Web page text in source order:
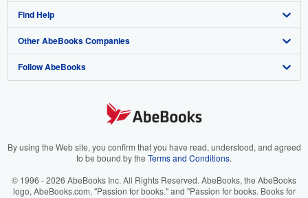
My Account
My Orders
View Basket
Join Our Affiliate Program
Book Buyback
Refer a seller
About AbeBooks
Media
Careers
Your Ads Privacy Choices
Find Help
Help
Customer Support
Other AbeBooks Companies
AbeBooks.co.uk
AbeBooks.it
Follow AbeBooks
By using the Web site, you confirm that you have read, understood, and agreed
to be bound by the Terms and Conditions.
© 1996 - 2026 AbeBooks Inc. All Rights Reserved. AbeBooks, the AbeBooks
logo, AbeBooks.com, "Passion for books." and "Passion for books. Books for